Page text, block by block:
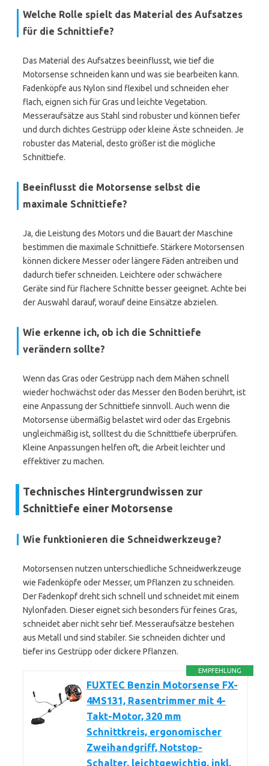
Welche Rolle spielt das Material des Aufsatzes
für die Schnittiefe?
Das Material des Aufsatzes beeinflusst, wie tief die
Motorsense schneiden kann und was sie bearbeiten kann.
Fadenköpfe aus Nylon sind flexibel und schneiden eher
flach, eignen sich für Gras und leichte Vegetation.
Messeraufsätze aus Stahl sind robuster und können tiefer
und durch dichtes Gestrüpp oder kleine Äste schneiden. Je
robuster das Material, desto größer ist die mögliche
Schnittiefe.
Beeinflusst die Motorsense selbst die
maximale Schnittiefe?
Ja, die Leistung des Motors und die Bauart der Maschine
bestimmen die maximale Schnittiefe. Stärkere Motorsensen
können dickere Messer oder längere Fäden antreiben und
dadurch tiefer schneiden. Leichtere oder schwächere
Geräte sind für flachere Schnitte besser geeignet. Achte bei
der Auswahl darauf, worauf deine Einsätze abzielen.
Wie erkenne ich, ob ich die Schnittiefe
verändern sollte?
Wenn das Gras oder Gestrüpp nach dem Mähen schnell
wieder hochwächst oder das Messer den Boden berührt, ist
eine Anpassung der Schnittiefe sinnvoll. Auch wenn die
Motorsense übermäßig belastet wird oder das Ergebnis
ungleichmäßig ist, solltest du die Schnitttiefe überprüfen.
Kleine Anpassungen helfen oft, die Arbeit leichter und
effektiver zu machen.
Technisches Hintergrundwissen zur
Schnittiefe einer Motorsense
Wie funktionieren die Schneidwerkzeuge?
Motorsensen nutzen unterschiedliche Schneidwerkzeuge
wie Fadenköpfe oder Messer, um Pflanzen zu schneiden.
Der Fadenkopf dreht sich schnell und schneidet mit einem
Nylonfaden. Dieser eignet sich besonders für feines Gras,
schneidet aber nicht sehr tief. Messeraufsätze bestehen
aus Metall und sind stabiler. Sie schneiden dichter und
tiefer ins Gestrüpp oder dickere Pflanzen.
EMPFEHLUNG
FUXTEC Benzin Motorsense FX-
4MS131, Rasentrimmer mit 4-
Takt-Motor, 320 mm
Schnittkreis, ergonomischer
Zweihandgriff, Notstop-
Schalter, leichtgewichtig, inkl.